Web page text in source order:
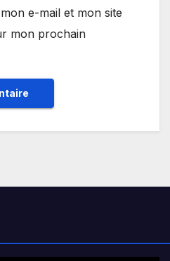
e-mail et mon site
mon prochain